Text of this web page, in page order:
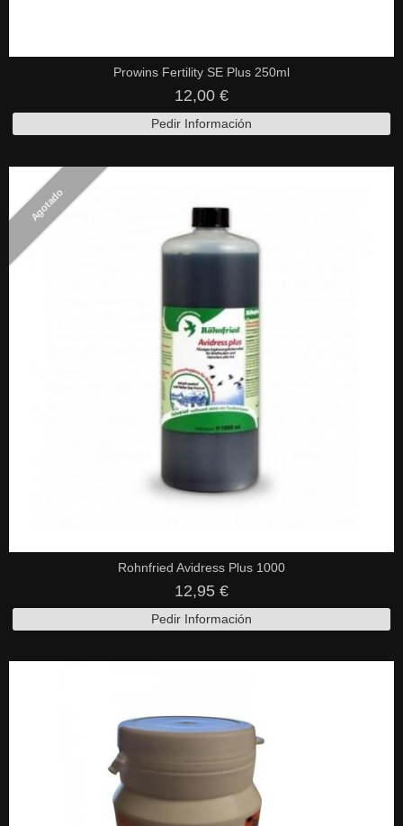
Prowins Fertility SE Plus 250ml
12,00 €
Pedir Información
Agotado
Rohnfried Avidress Plus 1000
12,95 €
Pedir Información